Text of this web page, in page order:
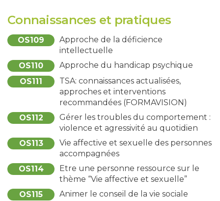
Connaissances et pratiques
OS109
Approche de la déficience
intellectuelle
OS110
Approche du handicap psychique
OS111
TSA: connaissances actualisées,
approches et interventions
recommandées (FORMAVISION)
OS112
Gérer les troubles du comportement :
violence et agressivité au quotidien
OS113
Vie affective et sexuelle des personnes
accompagnées
OS114
Etre une personne ressource sur le
thème “Vie affective et sexuelle”
OS115
Animer le conseil de la vie sociale